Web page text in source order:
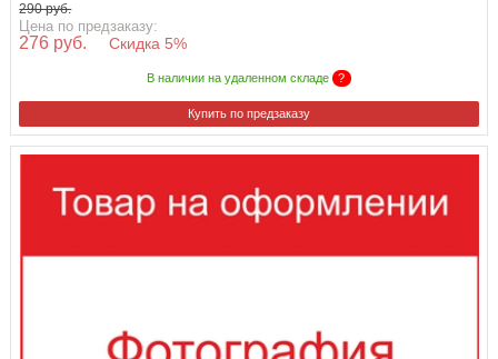
290 руб.
Цена по предзаказу:
276 руб. Скидка 5%
В наличии на удаленном складе ?
Купить по предзаказу